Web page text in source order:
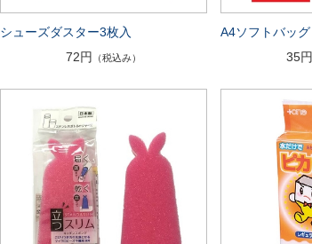
シューズダスター3枚入
72円
（税込み）
A4ソフトバッグ
35円